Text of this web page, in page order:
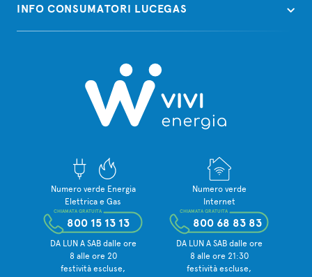
INFO CONSUMATORI LUCEGAS
Numero verde Energia
Elettrica e Gas
800 15 13 13
CHIAMATA GRATUITA
DA LUN A SAB dalle ore
8 alle ore 20
festività escluse,
Numero verde
Internet
800 68 83 83
CHIAMATA GRATUITA
DA LUN A SAB dalle ore
8 alle ore 21:30
festività escluse,